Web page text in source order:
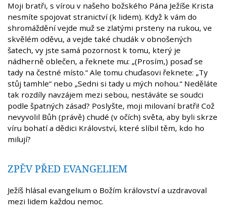
Moji bratři, s vírou v našeho božského Pána Ježíše Krista
nesmíte spojovat stranictví (k lidem). Když k vám do
shromáždění vejde muž se zlatými prsteny na rukou, ve
skvělém oděvu, a vejde také chudák v obnošených
šatech, vy jste samá pozornost k tomu, který je
nádherně oblečen, a řeknete mu: „(Prosím,) posaď se
tady na čestné místo.“ Ale tomu chuďasovi řeknete: „Ty
stůj tamhle“ nebo „Sedni si tady u mých nohou.“ Neděláte
tak rozdíly navzájem mezi sebou, nestáváte se soudci
podle špatných zásad? Poslyšte, moji milovaní bratři! Což
nevyvolil Bůh (právě) chudé (v očích) světa, aby byli skrze
víru bohatí a dědici Království, které slíbil těm, kdo ho
milují?
ZPĚV PŘED EVANGELIEM
Ježíš hlásal evangelium o Božím království a uzdravoval
mezi lidem každou nemoc.